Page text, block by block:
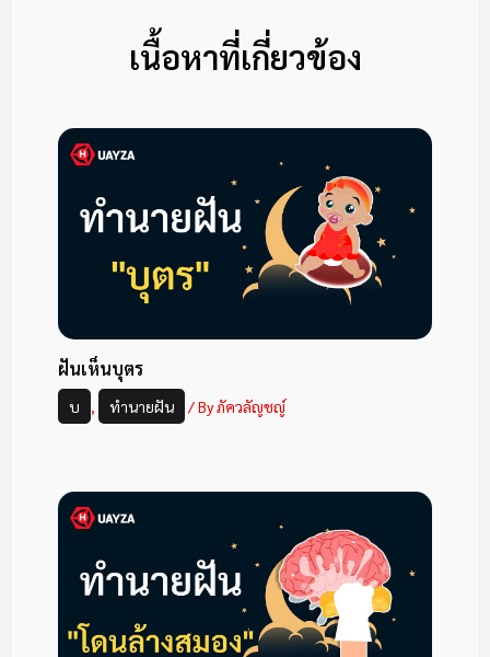
เนื้อหาที่เกี่ยวข้อง
ฝันเห็นบุตร
บ , ทำนายฝัน / Byภัควลัญชญ์